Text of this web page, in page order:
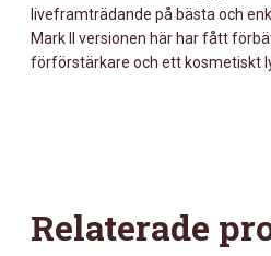
liveframträdande på bästa och
Mark II versionen här har fått
förförstärkare och ett kosmetiskt
Relaterade